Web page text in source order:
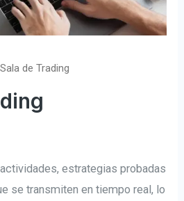
de Trading
estrategias probadas
se transmiten en tiempo real, lo